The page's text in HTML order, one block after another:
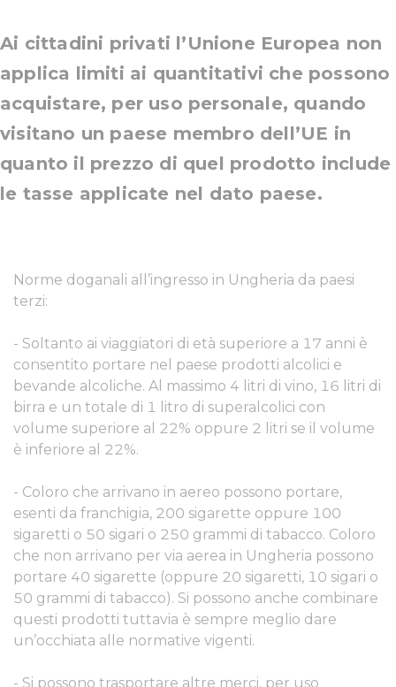
Ai cittadini privati l’Unione Europea non
applica limiti ai quantitativi che possono
acquistare, per uso personale, quando
visitano un paese membro dell’UE in
quanto il prezzo di quel prodotto include
le tasse applicate nel dato paese.
Norme doganali all’ingresso in Ungheria da paesi
terzi:
- Soltanto ai viaggiatori di età superiore a 17 anni è
consentito portare nel paese prodotti alcolici e
bevande alcoliche. Al massimo 4 litri di vino, 16 litri di
birra e un totale di 1 litro di superalcolici con
volume superiore al 22% oppure 2 litri se il volume
è inferiore al 22%.
- Coloro che arrivano in aereo possono portare,
esenti da franchigia, 200 sigarette oppure 100
sigaretti o 50 sigari o 250 grammi di tabacco. Coloro
che non arrivano per via aerea in Ungheria possono
portare 40 sigarette (oppure 20 sigaretti, 10 sigari o
50 grammi di tabacco). Si possono anche combinare
questi prodotti tuttavia è sempre meglio dare
un’occhiata alle normative vigenti.
- Si possono trasportare altre merci, per uso